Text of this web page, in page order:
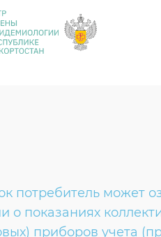
потребитель может
о показаниях
приборов учета